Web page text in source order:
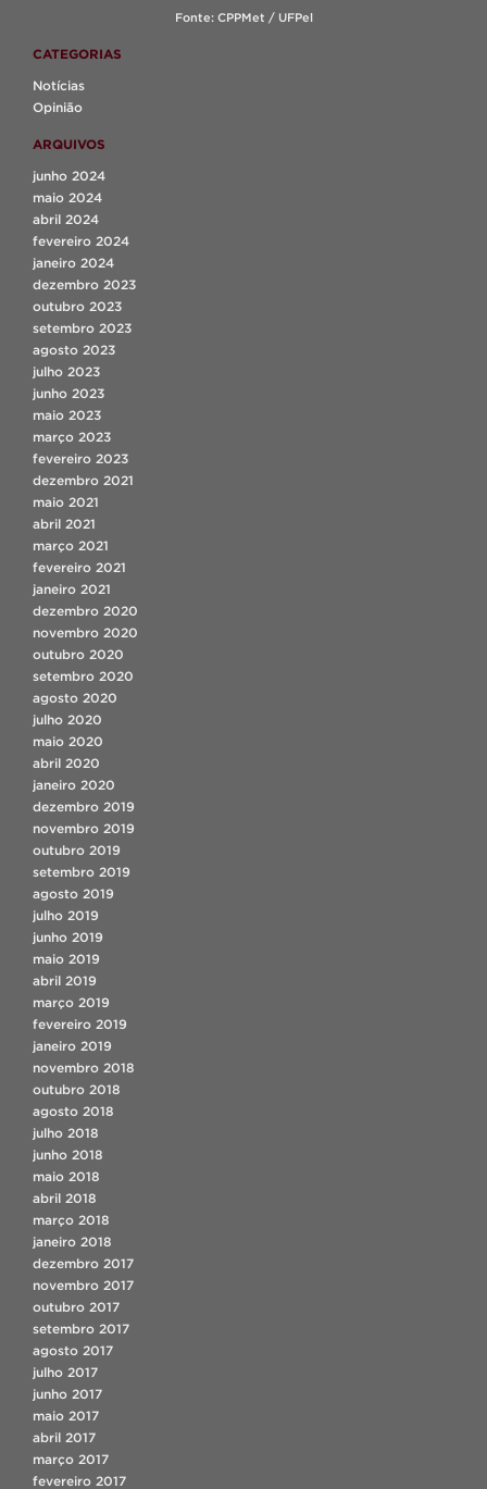
Fonte: CPPMet / UFPel
CATEGORIAS
Notícias
Opinião
ARQUIVOS
junho 2024
maio 2024
abril 2024
fevereiro 2024
janeiro 2024
dezembro 2023
outubro 2023
setembro 2023
agosto 2023
julho 2023
junho 2023
maio 2023
março 2023
fevereiro 2023
dezembro 2021
maio 2021
abril 2021
março 2021
fevereiro 2021
janeiro 2021
dezembro 2020
novembro 2020
outubro 2020
setembro 2020
agosto 2020
julho 2020
maio 2020
abril 2020
janeiro 2020
dezembro 2019
novembro 2019
outubro 2019
setembro 2019
agosto 2019
julho 2019
junho 2019
maio 2019
abril 2019
março 2019
fevereiro 2019
janeiro 2019
novembro 2018
outubro 2018
agosto 2018
julho 2018
junho 2018
maio 2018
abril 2018
março 2018
janeiro 2018
dezembro 2017
novembro 2017
outubro 2017
setembro 2017
agosto 2017
julho 2017
junho 2017
maio 2017
abril 2017
março 2017
fevereiro 2017